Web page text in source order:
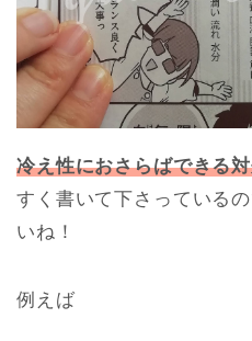
冷え性におさらばできる
すく書いて下さっている
いね！
例えば